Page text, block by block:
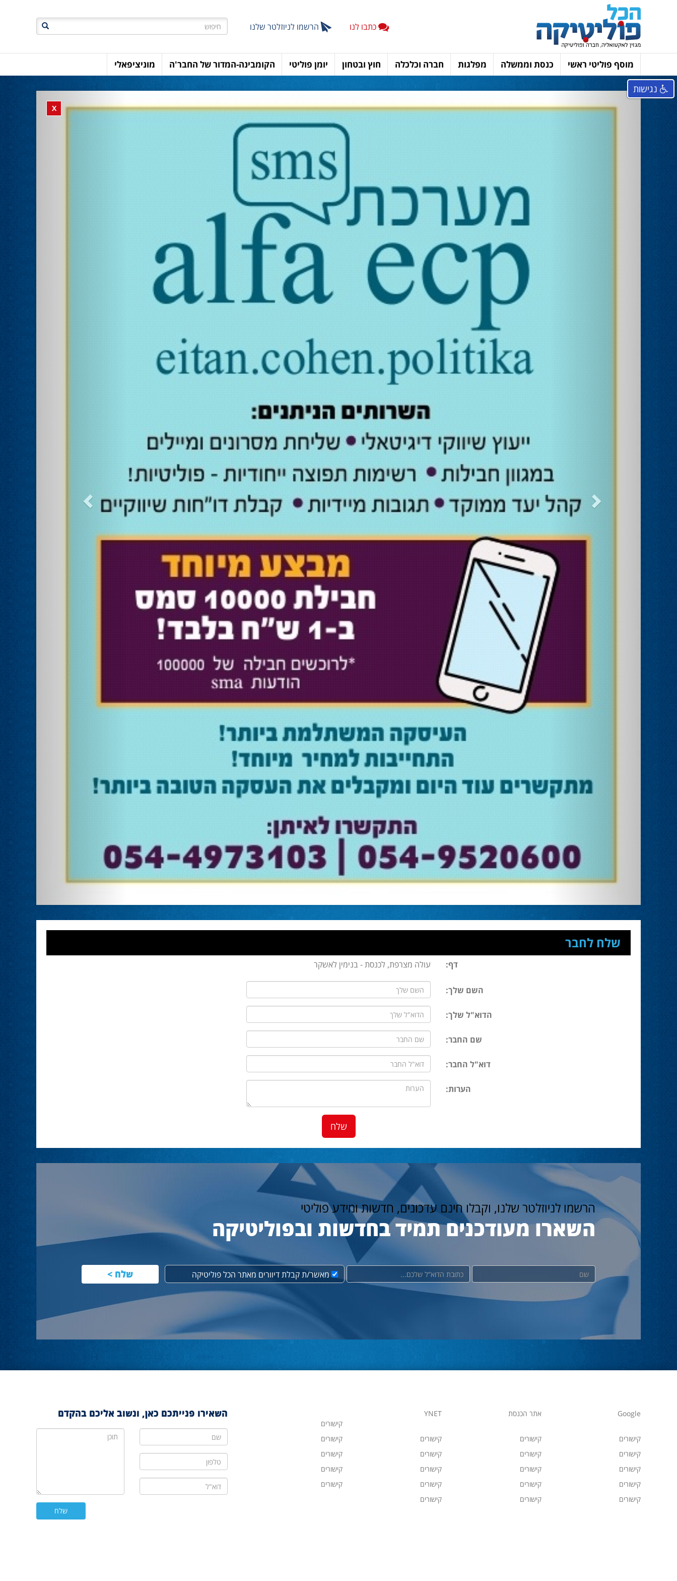
חיפוש כתבו לנו הרשמו לניוזלטר שלנו
מוסף פוליטי ראשי כנסת וממשלה מפלגות חברה וכלכלה חוץ ובטחון יומן פוליטי הקומבינה-המדור של החבר'ה מוניציפאלי
Close banner
X
שלח לחבר
דף: עולה מצרפת, לכנסת - בנימין לאשקר
השם שלך:
הדוא"ל שלך:
שם החבר:
דוא"ל החבר:
הערות:
הרשמו לניוזלטר שלנו, וקבלו חינם עדכונים, חדשות ומידע פוליטי
השארו מעודכנים תמיד בחדשות ובפוליטיקה
שם דוא"ל מאשר/ת קבלת דיוורים מאתר הכל פוליטיקה
Google אתר הכנסת YNET
קישורים קישורים קישורים
קישורים קישורים קישורים קישורים
קישורים קישורים קישורים קישורים
קישורים קישורים קישורים קישורים
קישורים קישורים קישורים קישורים
קישורים
השאירו פנייתכם כאן, ונשוב אליכם בהקדם
שם
טלפון
דוא"ל
תוכן
נגישות